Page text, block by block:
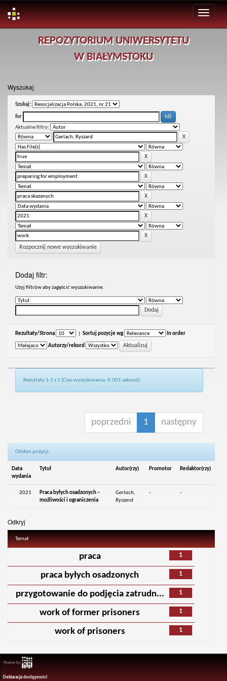
REPOZYTORIUM UNIWERSYTETU
W BIAŁYMSTOKU
Wyszukaj
Szukaj:
for
Aktualne filtry:
Rozpocznij nowe wyszukiwanie
Dodaj filtr:
Uzyj filtrów aby zagęścić wyszukiwanie.
Rezultaty/Strona Sortuj pozycje wg In order
Autorzy/rekord
Rezultaty 1-1 z 1 (Czas wyszukiwania: 0.001 sekund).
poprzedni 1 następny
Odsłon pozycji:
Data
wydania
Tytuł Autor(rzy) Promotor Redaktor(rzy)
2021
Praca byłych osadzonych –
możliwości i ograniczenia
Gerlach,
Ryszard
- -
Odkryj
Temat
1
praca
1
praca byłych osadzonych
1
przygotowanie do podjęcia zatrudn...
1
work of former prisoners
1
work of prisoners
Theme by
Deklaracja dostępności